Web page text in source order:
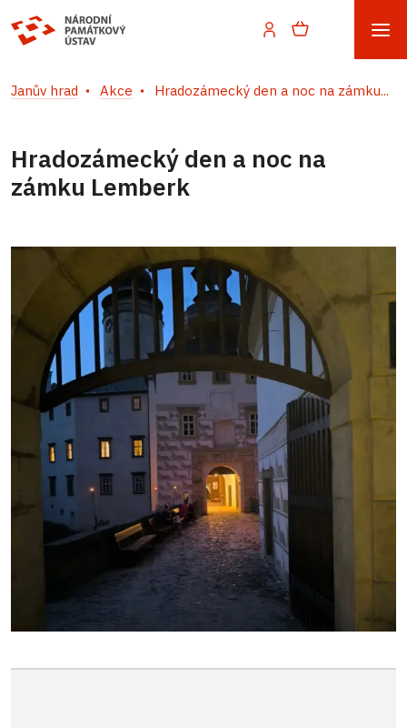
Janův hrad Akce Hradozámecký den a noc na zámku...
Hradozámecký den a noc na
zámku Lemberk